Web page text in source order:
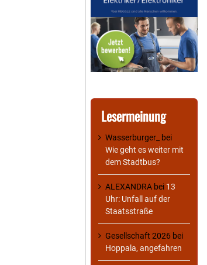
Lesermeinung
Wasserburger_
bei
Wie geht es weiter mit
dem Stadtbus?
ALEXANDRA bei 13
Uhr: Unfall auf der
Staatsstraße
Gesellschaft 2026 bei
Hoppala, angefahren